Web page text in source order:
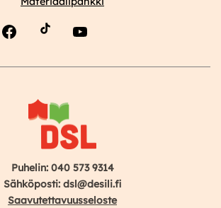
Puhelin: 040 573 9314
Sähköposti: dsl@desili.fi
Saavutettavuusseloste